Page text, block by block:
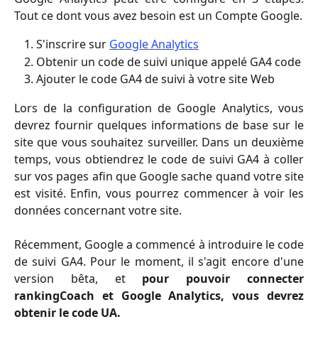
Tout ce dont vous avez besoin est un Compte Google.
S'inscrire sur Google Analytics
Obtenir un code de suivi unique appelé GA4 code
Ajouter le code GA4 de suivi à votre site Web
Lors de la configuration de Google Analytics, vous
devrez fournir quelques informations de base sur le
site que vous souhaitez surveiller. Dans un deuxième
temps, vous obtiendrez le code de suivi GA4 à coller
sur vos pages afin que Google sache quand votre site
est visité. Enfin, vous pourrez commencer à voir les
données concernant votre site.
Récemment, Google a commencé à introduire le code
de suivi GA4. Pour le moment, il s'agit encore d'une
version bêta, et pour pouvoir connecter
rankingCoach et Google Analytics, vous devrez
obtenir le code UA.